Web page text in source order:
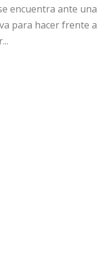
encuentra ante
para hacer frente